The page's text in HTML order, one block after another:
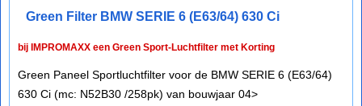
Green Filter BMW SERIE 6 (E63/64) 630 Ci
bij IMPROMAXX een Green Sport-Luchtfilter met Korting
Green Paneel Sportluchtfilter voor de BMW SERIE 6 (E63/64)
630 Ci (mc: N52B30 /258pk) van bouwjaar 04>